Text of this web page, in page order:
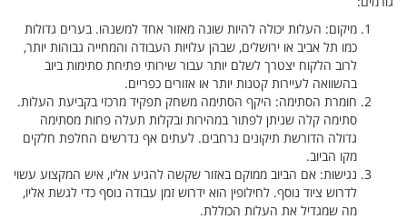
גדולות
העלות.
עשוי
אליו,